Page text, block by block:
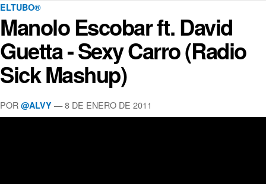
ELTUBO®
Manolo Escobar ft. David
Guetta - Sexy Carro (Radio
Sick Mashup)
POR @ALVY —8 DE ENERO DE 2011